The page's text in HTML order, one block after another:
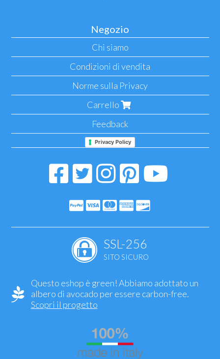
Negozio
Chi siamo
Condizioni di vendita
Norme sulla Privacy
Carrello
Feedback
Privacy Policy
SSL-256
SITO SICURO
Questo eshop è green! Abbiamo adottato un
albero di avocado per essere carbon-free.
Scopri il progetto